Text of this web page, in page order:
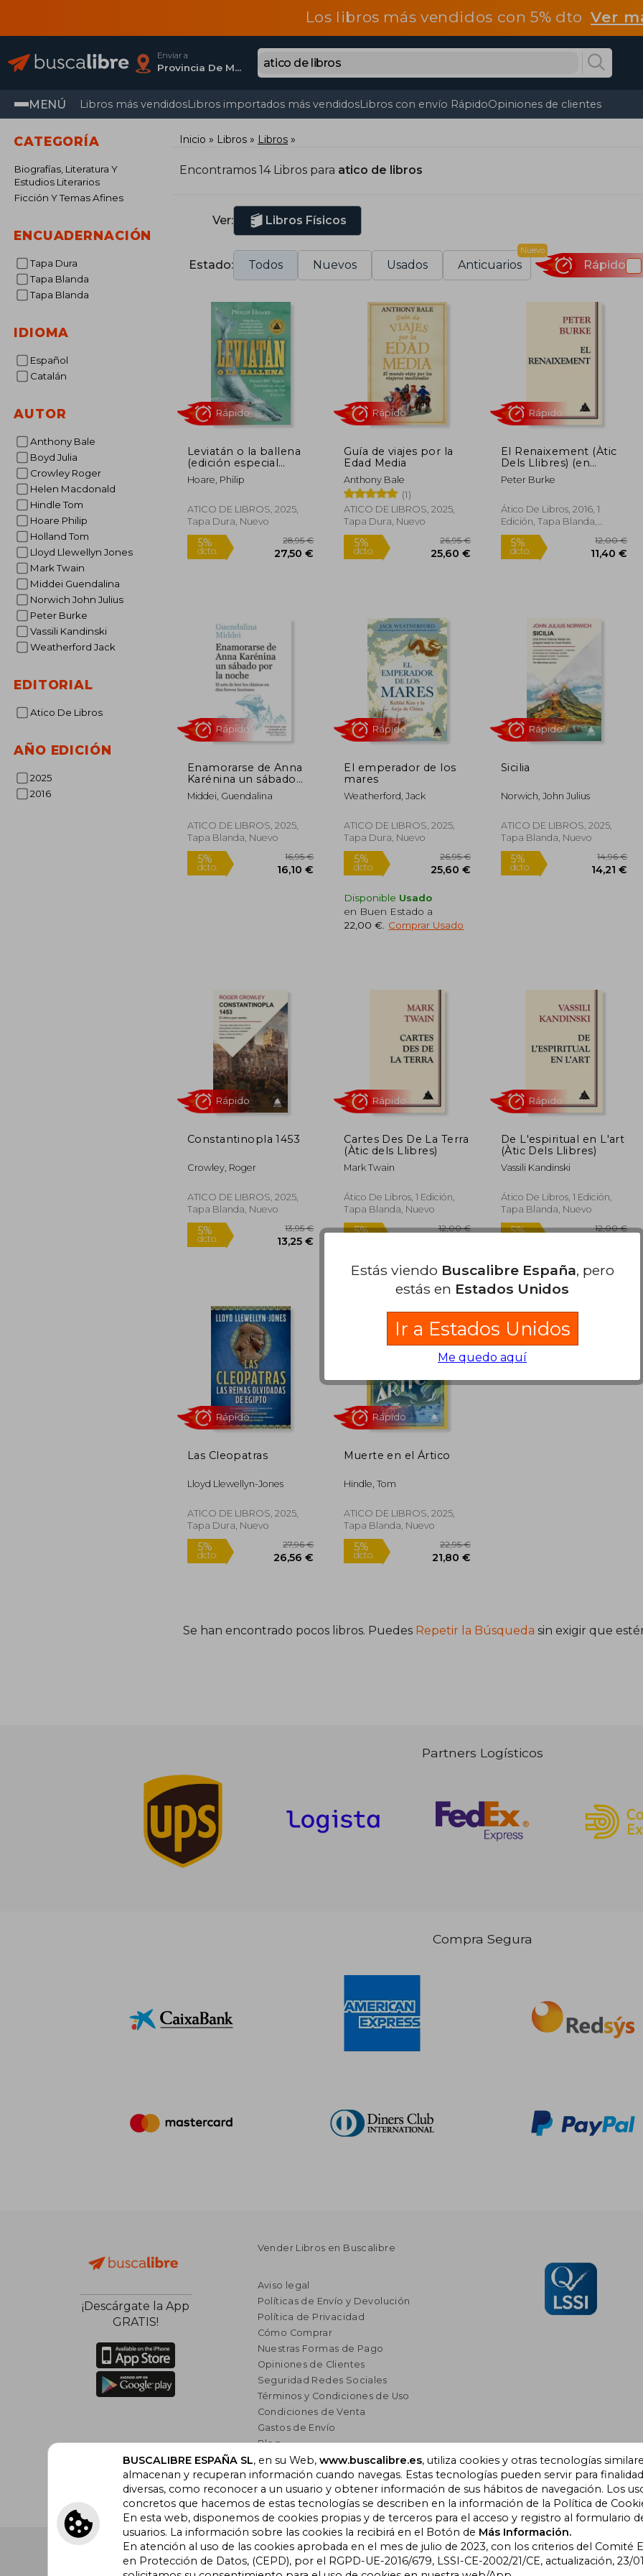
Los libros más vendidos con 5% dtoVer
Enviar a
Provincia De Madrid
MENÚ Libros más vendidosLibros importados más vendidosLibros con envío RápidoOpiniones de clientes
CATEGORÍA
Biografías, Literatura Y
Estudios Literarios
Ficción Y Temas Afines
ENCUADERNACIÓN
Tapa Dura
Tapa Blanda
Tapa Blanda
IDIOMA
Español
Catalán
AUTOR
Anthony Bale
Boyd Julia
Crowley Roger
Helen Macdonald
Hindle Tom
Hoare Philip
Holland Tom
Lloyd Llewellyn Jones
Mark Twain
Middei Guendalina
Norwich John Julius
Peter Burke
Vassili Kandinski
Weatherford Jack
EDITORIAL
Atico De Libros
AÑO EDICIÓN
2025
2016
Inicio Libros Libros
Encontramos 14 Libros para atico de libros
Ver: Libros Físicos
Estado: Todos Nuevos Usados Anticuarios
Nuevo
Rápido
Leviatán o la ballena
(edición especial
limitada en tapa dura
con cantos pintados)
Hoare, Philip
ATICO DE LIBROS, 2025,
Tapa Dura, Nuevo
Rápido
Guía de viajes por la
Edad Media
Anthony Bale
(1)
ATICO DE LIBROS, 2025,
Tapa Dura, Nuevo
Rápido
El Renaixement (Àtic
Dels Llibres) (en
Catalán)
Peter Burke
Ático De Libros, 2016, 1
Edición, Tapa Blanda,
Nuevo
Rápido
Enamorarse de Anna
Karénina un sábado
por la noche
Middei, Guendalina
ATICO DE LIBROS, 2025,
Tapa Blanda, Nuevo
El emperador de los
mares
Weatherford, Jack
ATICO DE LIBROS, 2025,
Tapa Dura, Nuevo
Disponible Usado
en Buen Estado a
22,00 € Comprar Usado
Sicilia
Norwich, John Julius
ATICO DE LIBROS, 2025,
Tapa Blanda, Nuevo
Constantinopla 1453
Crowley, Roger
ATICO DE LIBROS, 2025,
Tapa Blanda, Nuevo
5%
dcto. 13,25 €
Cartes Des De La Terra
(Àtic dels Llibres)
Mark Twain
Ático De Libros, 1 Edición,
Tapa Blanda, Nuevo
12,00 €
11,40 €
Rápido
De L'espiritual en L'art
(Àtic Dels Llibres)
Vassili Kandinski
Ático De Libros, 1 Edición,
Tapa Blanda, Nuevo
Rápido
Las Cleopatras
Lloyd Llewellyn-Jones
ATICO DE LIBROS, 2025,
Tapa Dura, Nuevo
Muerte en el Ártico
Hindle, Tom
ATICO DE LIBROS, 2025,
Tapa Blanda, Nuevo
Se han encontrado pocos libros. Puedes Repetir la Búsqueda sin exigir que
Partners Logísticos
Compra Segura
¡Descárgate la App
GRATIS!
Vender Libros en Buscalibre
Aviso legal
Políticas de Envío y Devolución
Política de Privacidad
Cómo Comprar
Nuestras Formas de Pago
Opiniones de Clientes
Seguridad Redes Sociales
Términos y Condiciones de Uso
Condiciones de Venta
Gastos de Envío
Blog
Lista de autores
Incentivo a la Lectura
Libros Recomendados
Buscalibre España. Calle Energía, 65, Nave 3 (08940), Cornellà de Llobregat,
Barcelona. Derechos Reservados.
Estás viendo Buscalibre España, pero
estás en Estados Unidos
Ir a Estados Unidos
Me quedo aquí
BUSCALIBRE ESPAÑA SL, en su Web, www.buscalibre.es, utiliza cookies y otras tecnologías
almacenan y recuperan información cuando navegas. Estas tecnologías pueden servir para
diversas, como reconocer a un usuario y obtener información de sus hábitos de navegación. Los
concretos que hacemos de estas tecnologías se describen en la información de la Política de
En esta web, disponemos de cookies propias y de terceros para el acceso y registro al formulario
usuarios. La información sobre las cookies la recibirá en el Botón de Más Información.
En atención al uso de las cookies aprobada en el mes de julio de 2023, con los criterios del Comité
en Protección de Datos, (CEPD), por el RGPD-UE-2016/679, LSSI-CE-2002/21/CE, actualización, 23/